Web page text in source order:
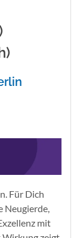
Für Dich
Neugierde,
mit